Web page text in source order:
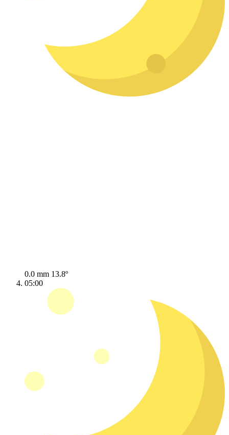
0.0 mm 13.8º
05:00